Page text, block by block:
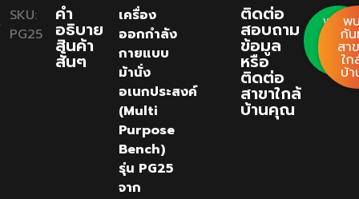
SKU:
PG25
คํา
อธิบาย
สินค้า
สั้นๆ
เครื่อง
ออกกำลัง
กายแบบ
ม้านั่ง
อเนกประสงค์
(Multi
Purpose
Bench)
รุ่น PG25
จาก
ติดต่อ
สอบถาม
ข้อมูล
หรือ
ติดต่อ
สาขาใกล้
บ้านคุณ
พูด
กับ
พ
กั
สา
ใก
บ้